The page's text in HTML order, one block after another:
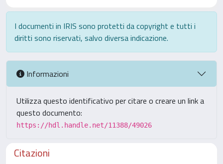
I documenti in IRIS sono protetti da copyright e tutti i
diritti sono riservati, salvo diversa indicazione.
Informazioni
Utilizza questo identificativo per citare o creare un link a
questo documento:
https://hdl.handle.net/11388/49026
Citazioni